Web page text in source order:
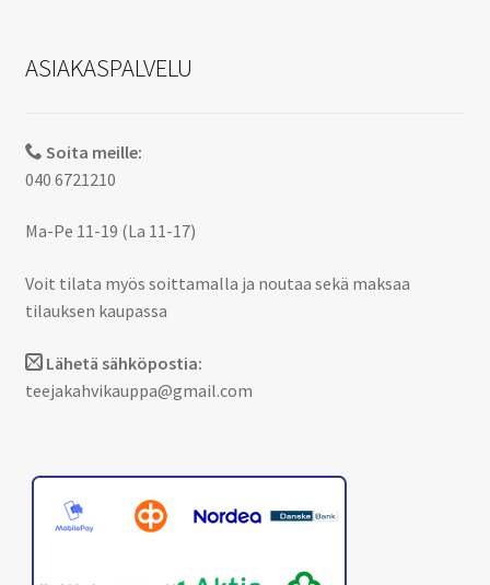
ASIAKASPALVELU
Soita meille:
040 6721210
Ma-Pe 11-19 (La 11-17)
Voit tilata myös soittamalla ja noutaa sekä maksaa
tilauksen kaupassa
Lähetä sähköpostia:
teejakahvikauppa@gmail.com